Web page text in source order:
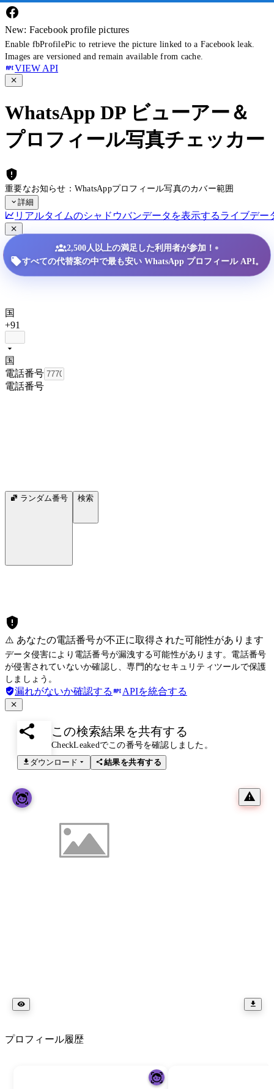
New: Facebook profile pictures
Enable fbProfilePic to retrieve the picture linked to a Facebook leak.
Images are versioned and remain available from cache.
VIEW API
WhatsApp DP ビューアー＆
プロフィール写真チェッカー
重要なお知らせ：WhatsAppプロフィール写真のカバー範囲
詳細
リアルタイムのシャドウバンデータを表示するライブデー
2,500人以上の満足した利用者が参加！ •
すべての代替案の中で最も安い WhatsApp プロフィール API。
国
+91
国
電話番号
電話番号
ランダム番号 検索
⚠️ あなたの電話番号が不正に取得された可能性があります
データ侵害により電話番号が漏洩する可能性があります。電話番号
が侵害されていないか確認し、専門的なセキュリティツールで保護
しましょう。
漏れがないか確認する APIを統合する
この検索結果を共有する
CheckLeakedでこの番号を確認しました。
ダウンロード
結果を共有する
プロフィール履歴